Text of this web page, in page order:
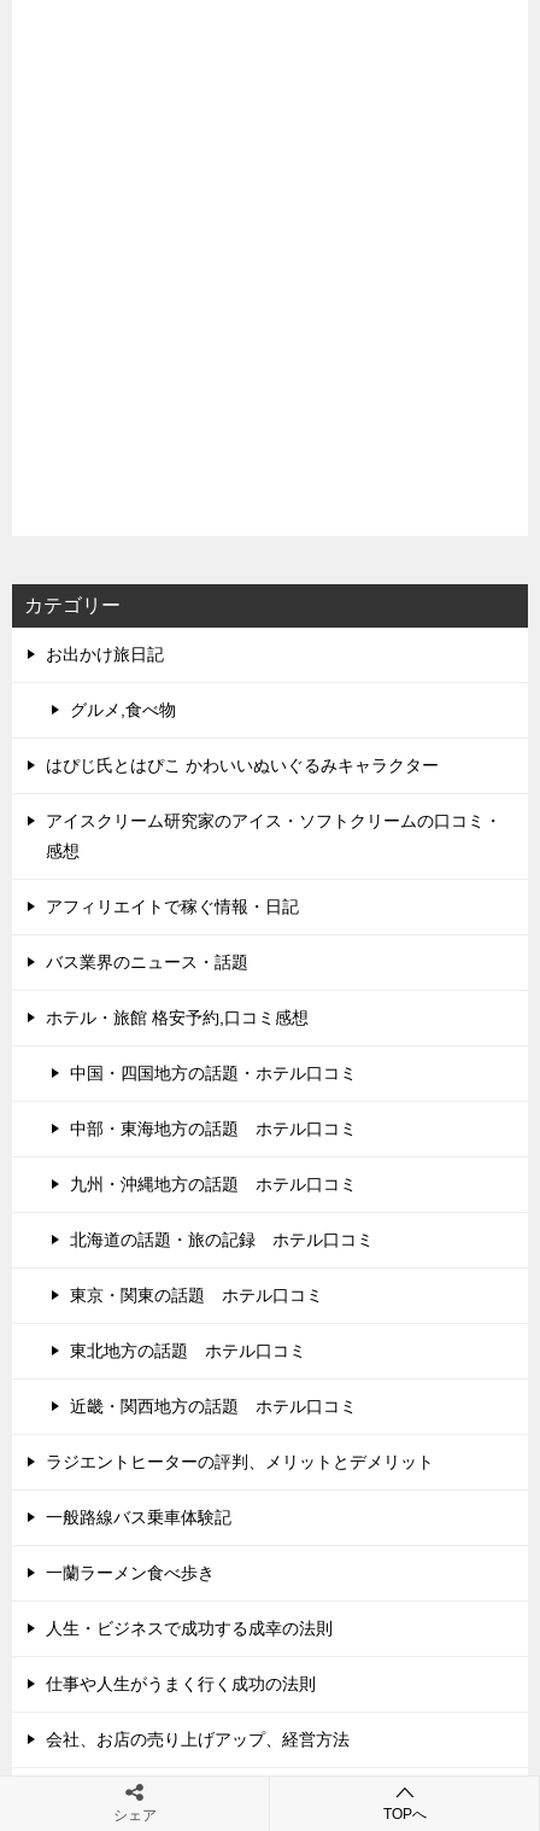
カテゴリー
お出かけ旅日記
グルメ,食べ物
はぴじ氏とはぴこ かわいいぬいぐるみキャラクター
アイスクリーム研究家のアイス・ソフトクリームの口コミ・
感想
アフィリエイトで稼ぐ情報・日記
バス業界のニュース・話題
ホテル・旅館 格安予約,口コミ感想
中国・四国地方の話題・ホテル口コミ
中部・東海地方の話題 ホテル口コミ
九州・沖縄地方の話題 ホテル口コミ
北海道の話題・旅の記録 ホテル口コミ
東京・関東の話題 ホテル口コミ
東北地方の話題 ホテル口コミ
近畿・関西地方の話題 ホテル口コミ
ラジエントヒーターの評判、メリットとデメリット
一般路線バス乗車体験記
一蘭ラーメン食べ歩き
人生・ビジネスで成功する成幸の法則
仕事や人生がうまく行く成功の法則
会社、お店の売り上げアップ、経営方法
北陸地方の話題と口コミ
シェア TOPへ